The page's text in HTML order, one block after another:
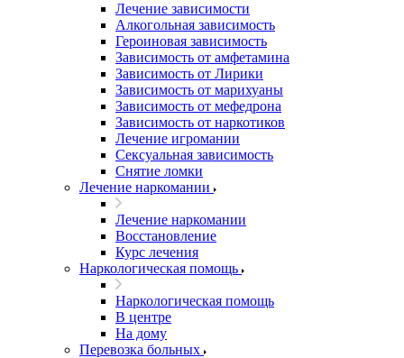
Лечение зависимости
Алкогольная зависимость
Героиновая зависимость
Зависимость от амфетамина
Зависимость от Лирики
Зависимость от марихуаны
Зависимость от мефедрона
Зависимость от наркотиков
Лечение игромании
Сексуальная зависимость
Снятие ломки
Лечение наркомании
Лечение наркомании
Восстановление
Курс лечения
Наркологическая помощь
Наркологическая помощь
В центре
На дому
Перевозка больных